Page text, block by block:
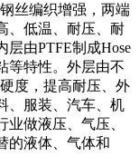
丝编织增强，两端
、低温、耐压、耐
层由PTFE制成Hose
等特性。外层由不
度，提高耐压、外
、服装、汽车、机
做液压、气压、
的液体、气体和